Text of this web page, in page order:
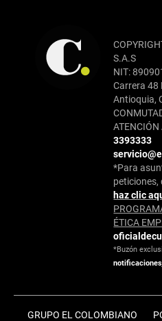
S.A.S
NIT:
Carrera 48
Antioquia,
ATENCIÓN
3393333
*Para
peticiones,
haz clic
ÉTICA
*Buzón
GRUPO EL COLOMBIANO